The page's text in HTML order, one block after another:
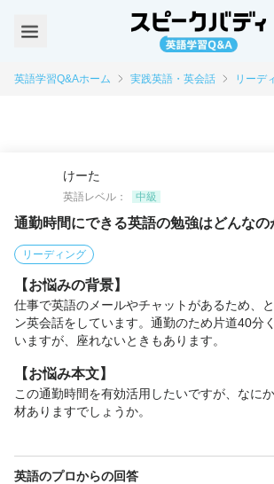
英語学習Q&Aホーム 実践英語・英会話 リーデ
けーた
英語レベル：
中級
通勤時間にできる英語の勉強はどんなの
リーディング
【お悩みの背景】
仕事で英語のメールやチャットがあるため、
ン英会話をしています。通勤のため片道40分
いますが、座れないときもあります。
【お悩み本文】
この通勤時間を有効活用したいですが、なに
材ありますでしょうか。
英語のプロからの回答